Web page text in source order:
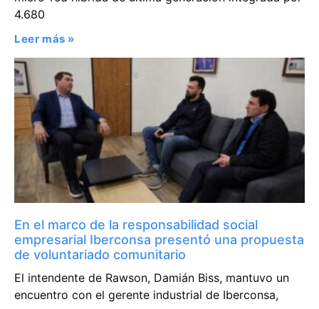
4.680
Leer más »
En el marco de la responsabilidad social
empresarial Iberconsa presentó una propuesta
de voluntariado comunitario
El intendente de Rawson, Damián Biss, mantuvo un
encuentro con el gerente industrial de Iberconsa,